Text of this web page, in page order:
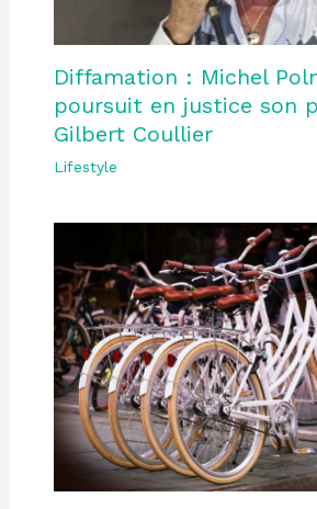
Diffamation : Michel
poursuit en justice son
Gilbert Coullier
Lifestyle